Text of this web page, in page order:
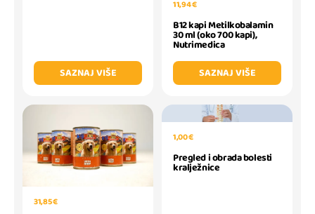
SAZNAJ VIŠE
11,94 €
B12 kapi Metilkobalamin
30 ml (oko 700 kapi),
Nutrimedica
SAZNAJ VIŠE
31,85 €
1,00 €
Pregled i obrada bolesti
kralježnice